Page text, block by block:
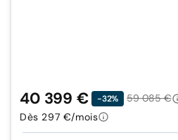
40 399 € -32%
59 085 €
Dès 297 €/mois